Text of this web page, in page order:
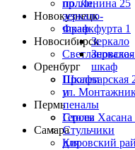
полки,
зеркало-
шкаф
Зеркало
Зеркало-
шкаф
Шкафы
и
пеналы
Столы
Стульчики
для
пр. Ленина 25
Новокузнецк
Франкфурта 1
Новосибирск
Оренбург
Пролетарская
ул.
Пермь
Героев Хасана
Самара
Кировский